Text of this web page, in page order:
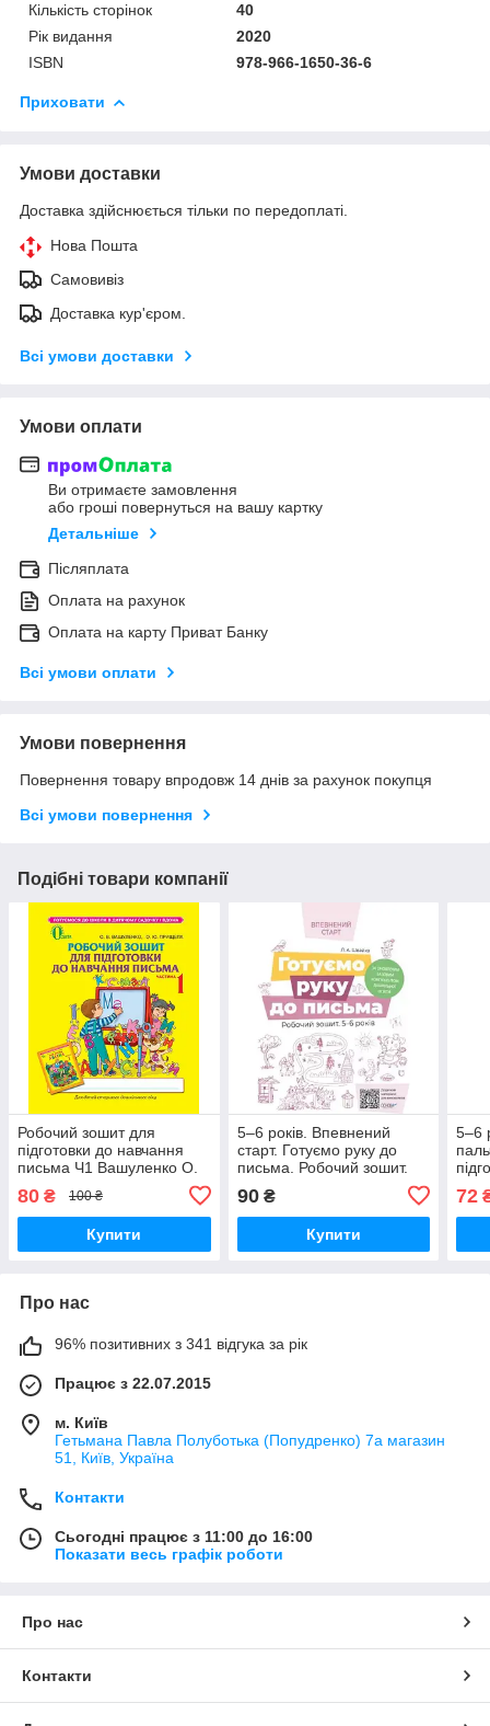
Кількість сторінок
40
Рік видання
2020
ISBN
978-966-1650-36-6
Приховати
Умови доставки
Доставка здійснюється тільки по передоплаті.
Нова Пошта
Самовивіз
Доставка кур'єром.
Всі умови доставки
Умови оплати
Ви отримаєте замовлення
або гроші повернуться на вашу картку
Детальніше
Післяплата
Оплата на рахунок
Оплата на карту Приват Банку
Всі умови оплати
Умови повернення
Повернення товару впродовж 14 днів за рахунок покупця
Всі умови повернення
Подібні товари компанії
Робочий зошит для
підготовки до навчання
письма Ч1 Вашуленко О.
80 ₴ 100 ₴
Купити
5–6 років. Впевнений
старт. Готуємо руку до
письма. Робочий зошит.
90₴
Купити
5–6
О.
72
Про нас
96% позитивних з 341 відгука за рік
Працює з 22.07.2015
м. Київ
Гетьмана Павла Полуботька (Попудренко) 7а магазин
51, Київ, Україна
Контакти
Сьогодні працює з 11:00 до 16:00
Показати весь графік роботи
Про нас
Контакти